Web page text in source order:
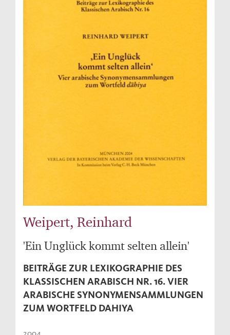
Weipert, Reinhard
'Ein Unglück kommt selten allein'
BEITRÄGE ZUR LEXIKOGRAPHIE DES
KLASSISCHEN ARABISCH NR. 16. VIER
ARABISCHE SYNONYMENSAMMLUNGEN
ZUM WORTFELD DAHIYA